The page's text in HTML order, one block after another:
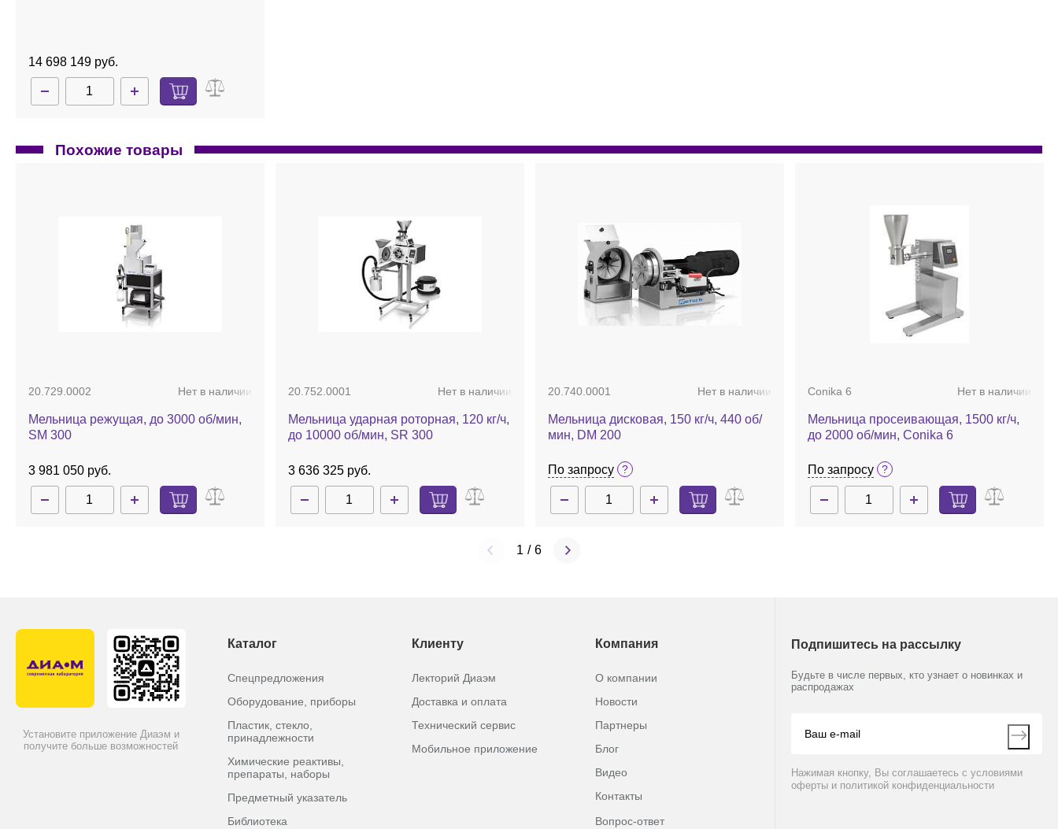
14 698 149 руб.
Похожие товары
20.729.0002 Нет в наличии
Мельница режущая, до 3000 об/мин,
SM 300
3 981 050 руб.
20.752.0001 Нет в наличии
Мельница ударная роторная, 120 кг/ч,
до 10000 об/мин, SR 300
3 636 325 руб.
20.740.0001 Нет в наличии
Мельница дисковая, 150 кг/ч, 440 об/
мин, DM 200
По запросу
Conika 6 Нет в наличии
Мельница просеивающая, 1500 кг/ч,
до 2000 об/мин, Conika 6
По запросу
1 / 6
Установите приложение Диаэм и
получите больше возможностей
Каталог
Спецпредложения
Оборудование, приборы
Пластик, стекло,
принадлежности
Химические реактивы,
препараты, наборы
Предметный указатель
Библиотека
Клиенту
Лекторий Диаэм
Доставка и оплата
Технический сервис
Мобильное приложение
Компания
О компании
Новости
Партнеры
Блог
Видео
Контакты
Вопрос-ответ
Подпишитесь на рассылку
Будьте в числе первых, кто узнает о новинках и
распродажах
Нажимая кнопку, Вы соглашаетесь с условиями
оферты и политикой конфиденциальности